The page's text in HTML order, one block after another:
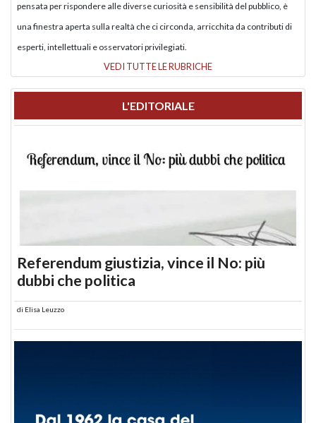
pensata per rispondere alle diverse curiosità e sensibilità del pubblico, è
una finestra aperta sulla realtà che ci circonda, arricchita da contributi di
esperti, intellettuali e osservatori privilegiati.
VEDI TUTTE LE RUBRICHE
L'EDITORIALE
Referendum giustizia, vince il No: più
dubbi che politica
di Elisa Leuzzo